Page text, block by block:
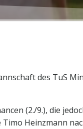
des TuS
(2./9.), die
Heinzmann